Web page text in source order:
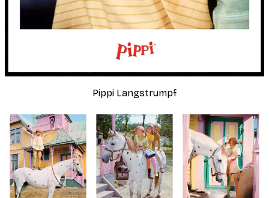
Pippi Langstrumpf